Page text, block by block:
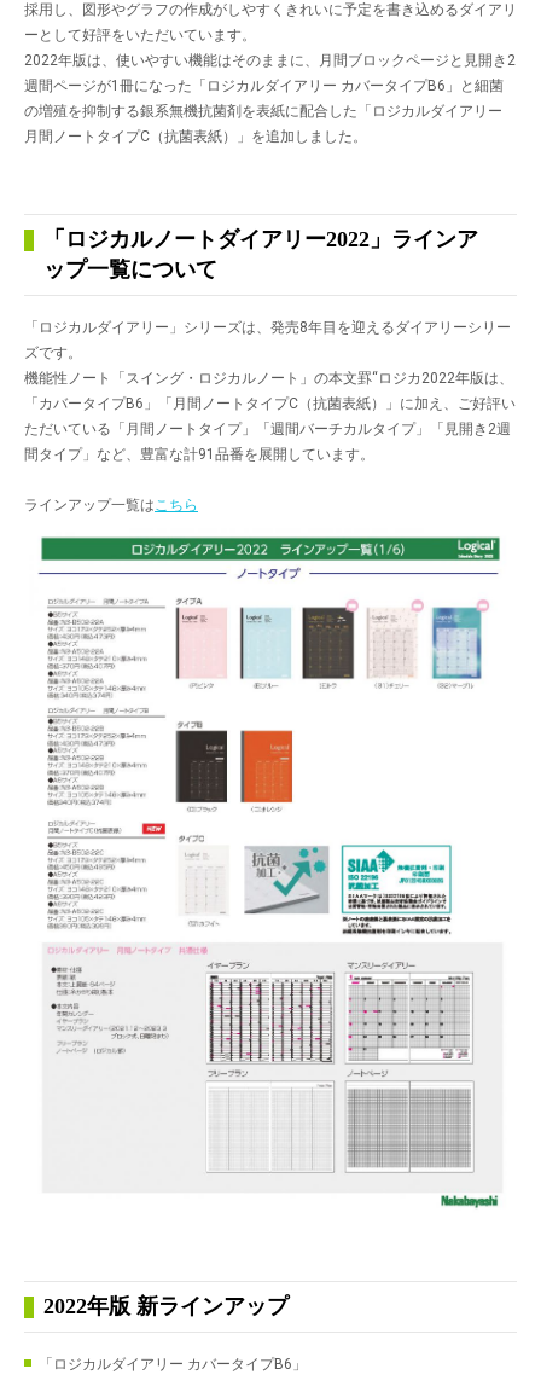
採用し、図形やグラフの作成がしやすくきれいに予定を書き込めるダイアリ
ーとして好評をいただいています。
2022年版は、使いやすい機能はそのままに、月間ブロックページと見開き2
週間ページが1冊になった「ロジカルダイアリー カバータイプB6」と細菌
の増殖を抑制する銀系無機抗菌剤を表紙に配合した「ロジカルダイアリー
月間ノートタイプC（抗菌表紙）」を追加しました。
「ロジカルノートダイアリー2022」ラインア
ップ一覧について
「ロジカルダイアリー」シリーズは、発売8年目を迎えるダイアリーシリー
ズです。
機能性ノート「スイング・ロジカルノート」の本文罫“ロジカ2022年版は、
「カバータイプB6」「月間ノートタイプC（抗菌表紙）」に加え、ご好評い
ただいている「月間ノートタイプ」「週間バーチカルタイプ」「見開き2週
間タイプ」など、豊富な計91品番を展開しています。
ラインアップ一覧はこちら
2022年版 新ラインアップ
「ロジカルダイアリー カバータイプB6」